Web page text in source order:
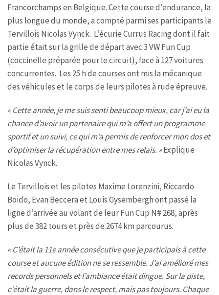
Francorchamps en Belgique. Cette course d’endurance, la
plus longue du monde, a compté parmi ses participants le
Tervillois Nicolas Vynck. L’écurie Currus Racing dont il fait
partie était sur la grille de départ avec 3 VW Fun Cup
(coccinelle préparée pour le circuit), face à 127 voitures
concurrentes. Les 25 h de courses ont mis la mécanique
des véhicules et le corps de leurs pilotes à rude épreuve.
« Cette année, je me suis senti beaucoup mieux, car j’ai eu la
chance d’avoir un partenaire qui m’a offert un programme
sportif et un suivi, ce qui m’a permis de renforcer mon dos et
d’optimiser la récupération entre mes relais. »Explique
Nicolas Vynck.
Le Tervillois et les pilotes Maxime Lorenzini, Riccardo
Boido, Evan Beccera et Louis Gysembergh ont passé la
ligne d’arrivée au volant de leur Fun Cup N# 268, après
plus de 382 tours et près de 2674 km parcourus.
« C’était la 11e année consécutive que je participais à cette
course et aucune édition ne se ressemble. J’ai amélioré mes
records personnels et l’ambiance était dingue. Sur la piste,
c’était la guerre, dans le respect, mais pas toujours. Chaque